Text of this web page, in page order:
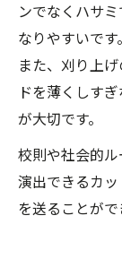
ンでなくハサ
なりやすいです。
また、刈り上
ドを薄くしす
が大切です。
校則や社会的
演出できるカ
を送ることがで